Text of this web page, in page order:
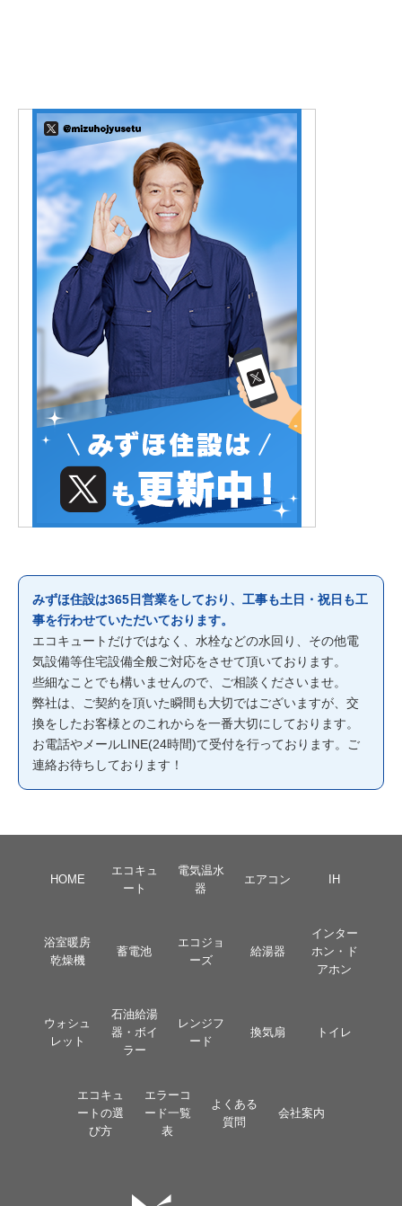
みずほ住設は365日営業をしており、工事も土日・祝日も工
事を行わせていただいております。
エコキュートだけではなく、水栓などの水回り、その他電
気設備等住宅設備全般ご対応をさせて頂いております。
些細なことでも構いませんので、ご相談くださいませ。
弊社は、ご契約を頂いた瞬間も大切ではございますが、交
換をしたお客様とのこれからを一番大切にしております。
お電話やメールLINE(24時間)て受付を行っております。ご
連絡お待ちしております！
HOME
エコキュ
ート
電気温水
器
エアコン IH
浴室暖房
乾燥機
蓄電池
エコジョ
ーズ
給湯器
インター
ホン・ド
アホン
ウォシュ
レット
石油給湯
器・ボイ
ラー
レンジフ
ード
換気扇 トイレ
エコキュ
ートの選
び方
エラーコ
ード一覧
表
よくある
質問
会社案内